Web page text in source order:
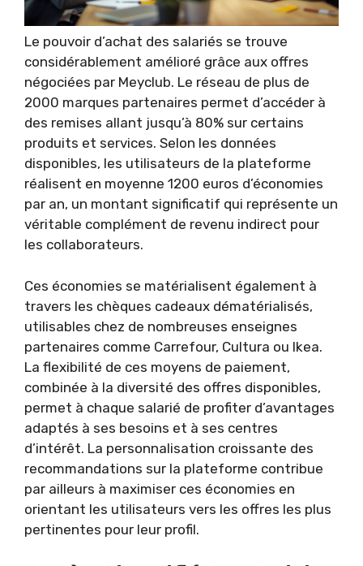
Le pouvoir d’achat des salariés se trouve
considérablement amélioré grâce aux offres
négociées par Meyclub. Le réseau de plus de
2000 marques partenaires permet d’accéder à
des remises allant jusqu’à 80% sur certains
produits et services. Selon les données
disponibles, les utilisateurs de la plateforme
réalisent en moyenne 1200 euros d’économies
par an, un montant significatif qui représente un
véritable complément de revenu indirect pour
les collaborateurs.
Ces économies se matérialisent également à
travers les chèques cadeaux dématérialisés,
utilisables chez de nombreuses enseignes
partenaires comme Carrefour, Cultura ou Ikea.
La flexibilité de ces moyens de paiement,
combinée à la diversité des offres disponibles,
permet à chaque salarié de profiter d’avantages
adaptés à ses besoins et à ses centres
d’intérêt. La personnalisation croissante des
recommandations sur la plateforme contribue
par ailleurs à maximiser ces économies en
orientant les utilisateurs vers les offres les plus
pertinentes pour leur profil.